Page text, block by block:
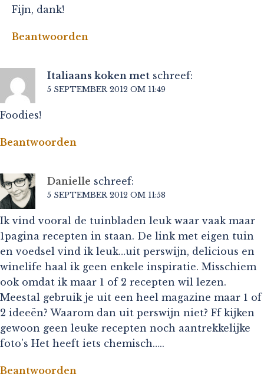
Fijn, dank!
Beantwoorden
Italiaans koken met schreef:
5 SEPTEMBER 2012 OM 11:49
Foodies!
Beantwoorden
Danielle schreef:
5 SEPTEMBER 2012 OM 11:58
Ik vind vooral de tuinbladen leuk waar vaak maar
1pagina recepten in staan. De link met eigen tuin
en voedsel vind ik leuk…uit perswijn, delicious en
winelife haal ik geen enkele inspiratie. Misschiem
ook omdat ik maar 1 of 2 recepten wil lezen.
Meestal gebruik je uit een heel magazine maar 1 of
2 ideeën? Waarom dan uit perswijn niet? Ff kijken
gewoon geen leuke recepten noch aantrekkelijke
foto's Het heeft iets chemisch…..
Beantwoorden